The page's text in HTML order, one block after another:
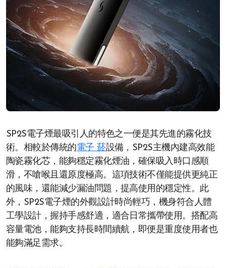
SP2S電子煙最吸引人的特色之一便是其先進的霧化技
術。相較於傳統的電子 菸設備，SP2S主機內建高效能
陶瓷霧化芯，能夠穩定霧化煙油，確保吸入時口感順
滑，不嗆喉且還原度極高。這項技術不僅能提供更純正
的風味，還能減少漏油問題，提高使用的穩定性。此
外，SP2S電子煙的外觀設計時尚輕巧，機身符合人體
工學設計，握持手感舒適，適合日常攜帶使用。搭配高
容量電池，能夠支持長時間續航，即便是重度使用者也
能夠滿足需求。